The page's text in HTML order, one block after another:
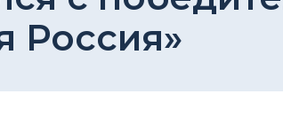
Россия»